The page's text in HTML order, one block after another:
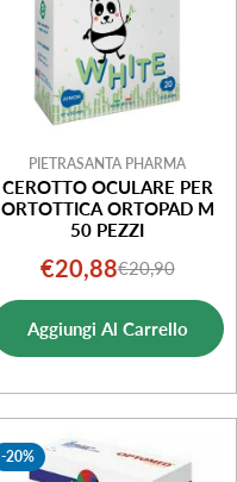
PIETRASANTA PHARMA
CEROTTO OCULARE PER
ORTOTTICA ORTOPAD M
50 PEZZI
Prezzo
di
vendita
€20,88Prezzo
normale
€20,90
Aggiungi Al Carrello
-20%